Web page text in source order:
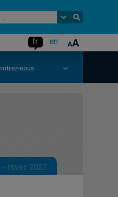
fr en
nous
Hiver 2027